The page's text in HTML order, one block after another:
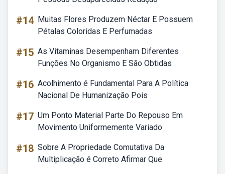
#14 Muitas Flores Produzem Néctar E Possuem
Pétalas Coloridas E Perfumadas
#15 As Vitaminas Desempenham Diferentes
Funções No Organismo E São Obtidas
#16 Acolhimento é Fundamental Para A Política
Nacional De Humanização Pois
#17 Um Ponto Material Parte Do Repouso Em
Movimento Uniformemente Variado
#18 Sobre A Propriedade Comutativa Da
Multiplicação é Correto Afirmar Que